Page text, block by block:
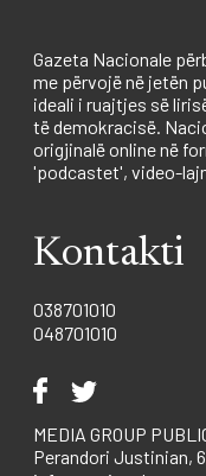
Gazeta Nacionale
me përvojë në jetën
ideali i ruajtjes së
të demokracisë.
origjinalë online në
'podcastet', video-
Kontakti
038701010
048701010
MEDIA GROUP
Perandori Justinian,